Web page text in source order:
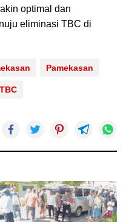
optimal dan
eliminasi TBC di
Pamekasan